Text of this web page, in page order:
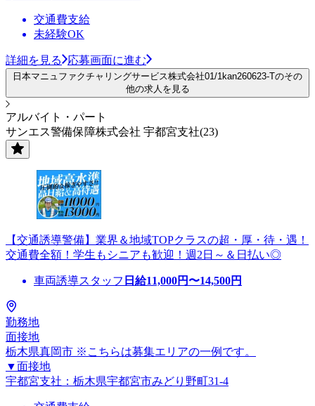
交通費支給
未経験OK
詳細を見る 応募画面に進む
日本マニュファクチャリングサービス株式会社01/1kan260623-Tのその
他の求人を見る
アルバイト・パート
サンエス警備保障株式会社 宇都宮支社(23)
【交通誘導警備】業界＆地域TOPクラスの超・厚・待・遇！
交通費全額！学生もシニアも歓迎！週2日～＆日払い◎
車両誘導スタッフ 日給11,000円〜14,500円
勤務地
面接地
栃木県真岡市 ※こちらは募集エリアの一例です。
▼面接地
宇都宮支社：栃木県宇都宮市みどり野町31-4